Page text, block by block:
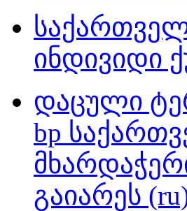
ინდივიდი
დაცული
bp
გაიარეს